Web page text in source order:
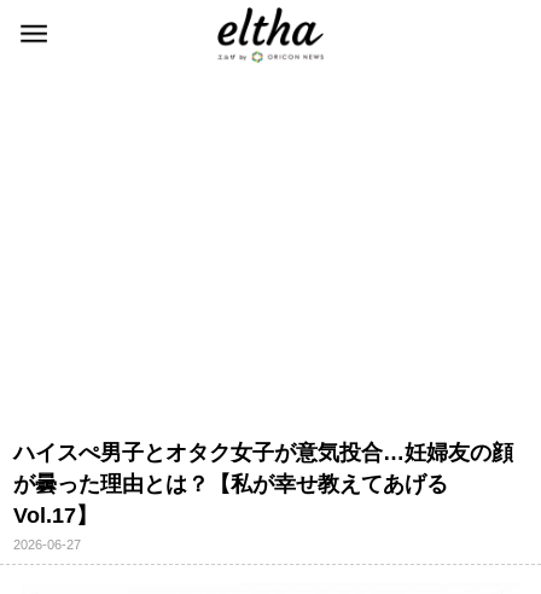
ハイスぺ男子とオタク女子が意気投合…妊婦友の顔
が曇った理由とは？【私が幸せ教えてあげる
Vol.17】
2026-06-27